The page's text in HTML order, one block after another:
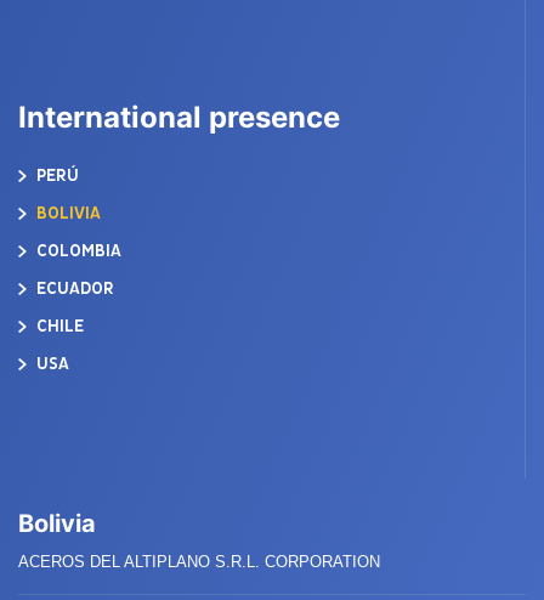
International presence
PERÚ
BOLIVIA
COLOMBIA
ECUADOR
CHILE
USA
Bolivia
ACEROS DEL ALTIPLANO S.R.L. CORPORATION